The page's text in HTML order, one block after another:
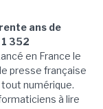
ans de
352
en France le
presse française
numérique.
à lire